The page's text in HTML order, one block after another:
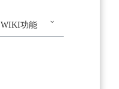
WIKI功能